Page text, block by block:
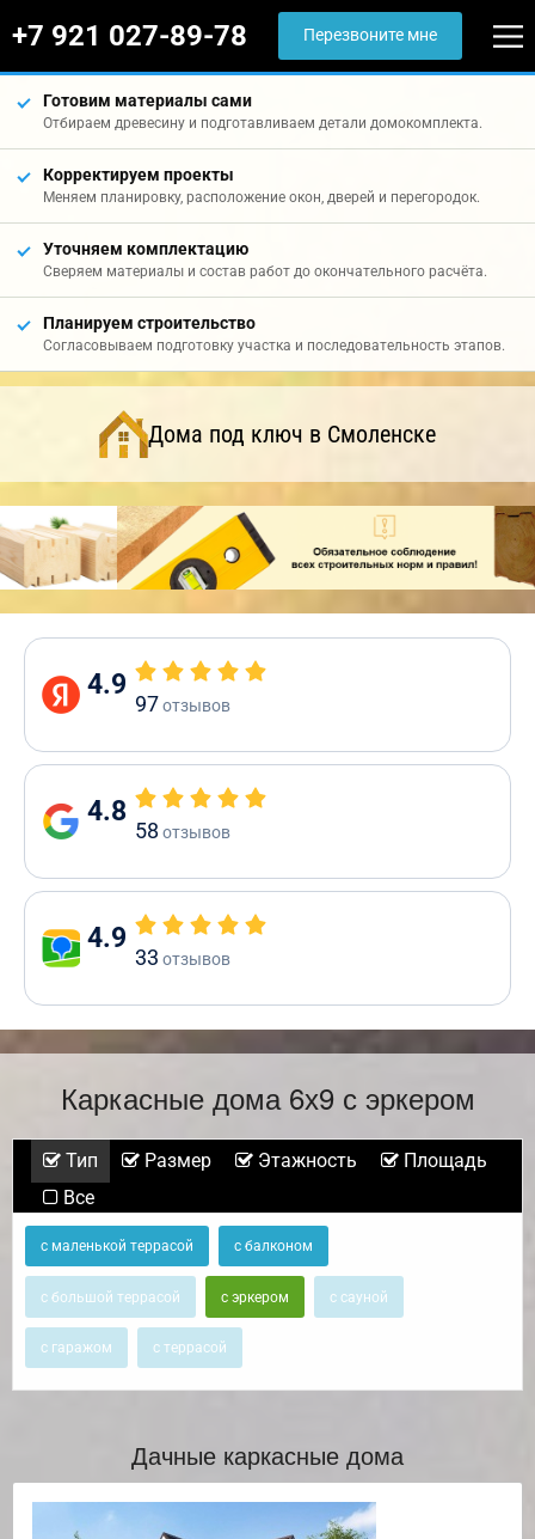
+7 921 027-89-78 Перезвоните мне
Готовим материалы сами
Отбираем древесину и подготавливаем детали домокомплекта.
Корректируем проекты
Меняем планировку, расположение окон, дверей и перегородок.
Уточняем комплектацию
Сверяем материалы и состав работ до окончательного расчёта.
Планируем строительство
Согласовываем подготовку участка и последовательность этапов.
Дома под ключ в Смоленске
4.9
97отзывов
4.8
58 отзывов
4.9
33 отзывов
Каркасные дома 6х9 с эркером
Тип Размер Этажность
Площадь
Все
с маленькой террасой с балконом
с большой террасой с эркером с сауной
с гаражом с террасой
Дачные каркасные дома